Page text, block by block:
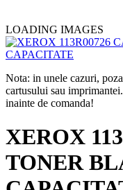
LOADING IMAGES
Nota: in unele cazuri,
cartusului sau
inainte de comanda!
XEROX
TONER